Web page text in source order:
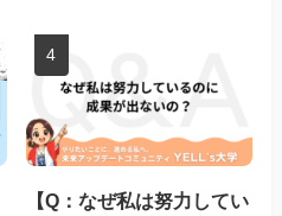
【Q：なぜ私は努力してい